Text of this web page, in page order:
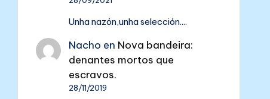
Unha nazón,unha selección....
Nacho en Nova bandeira:
denantes mortos que
escravos.
28/11/2019